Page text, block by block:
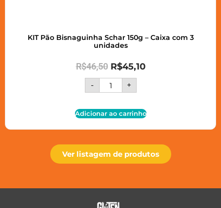
KIT Pão Bisnaguinha Schar 150g – Caixa com 3
unidades
R$46,50 R$45,10
- +
Adicionar ao carrinho
Ver listagem de produtos